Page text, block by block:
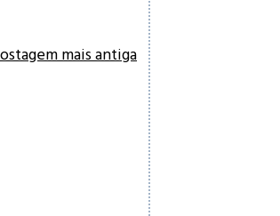
mais antiga